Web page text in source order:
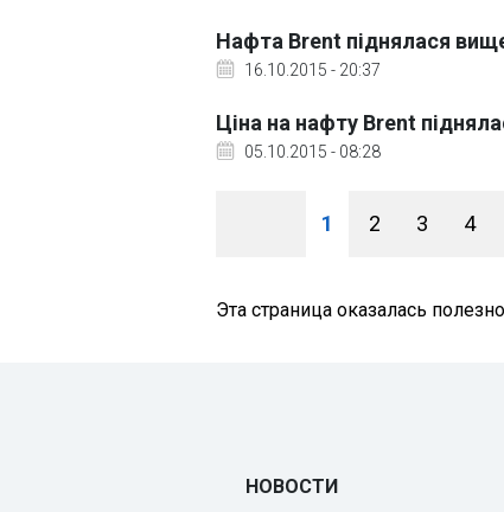
Нафта Brent піднялася
16.10.2015 - 20:37
Ціна на нафту Brent
05.10.2015 - 08:28
1 2 3 4
Эта страница оказалась
НОВОСТИ